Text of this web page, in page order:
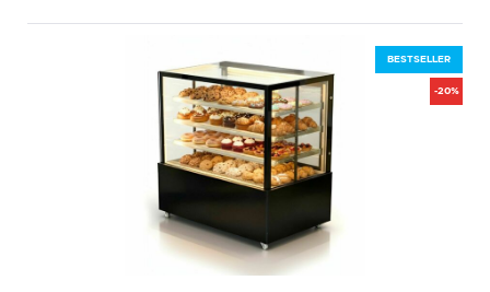
BESTSELLER
-20%